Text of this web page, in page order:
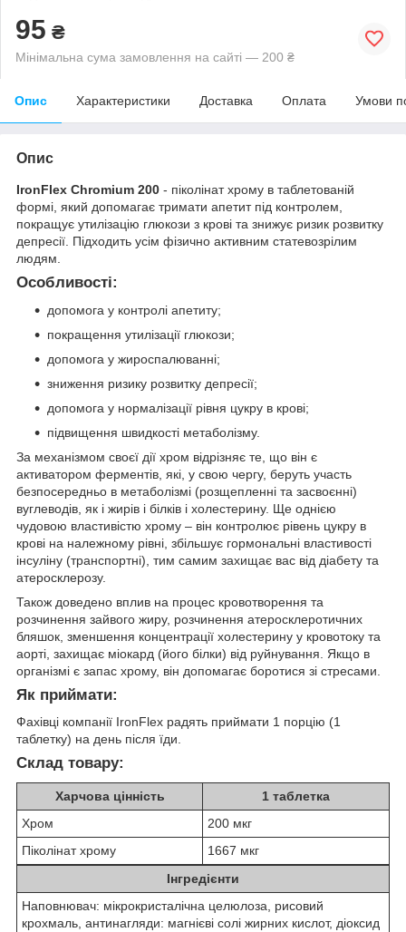
95 ₴
Мінімальна сума замовлення на сайті — 200 ₴
Опис Характеристики Доставка Оплата Умови
Опис
IronFlex Chromium 200 - піколінат хрому в таблетованій
формі, який допомагає тримати апетит під контролем,
покращує утилізацію глюкози з крові та знижує ризик розвитку
депресії. Підходить усім фізично активним статевозрілим
людям.
Особливості:
допомога у контролі апетиту;
покращення утилізації глюкози;
допомога у жироспалюванні;
зниження ризику розвитку депресії;
допомога у нормалізації рівня цукру в крові;
підвищення швидкості метаболізму.
За механізмом своєї дії хром відрізняє те, що він є
активатором ферментів, які, у свою чергу, беруть участь
безпосередньо в метаболізмі (розщепленні та засвоєнні)
вуглеводів, як і жирів і білків і холестерину. Ще однією
чудовою властивістю хрому – він контролює рівень цукру в
крові на належному рівні, збільшує гормональні властивості
інсуліну (транспортні), тим самим захищає вас від діабету та
атеросклерозу.
Також доведено вплив на процес кровотворення та
розчинення зайвого жиру, розчинення атеросклеротичних
бляшок, зменшення концентрації холестерину у кровотоку та
аорті, захищає міокард (його білки) від руйнування. Якщо в
організмі є запас хрому, він допомагає боротися зі стресами.
Як приймати:
Фахівці компанії IronFlex радять приймати 1 порцію (1
таблетку) на день після їди.
Склад товару:
Харчова цінність
1 таблетка
Хром
200 мкг
Піколінат хрому
1667 мкг
Інгредієнти
Наповнювач: мікрокристалічна целюлоза, рисовий
крохмаль, антинагляди: магнієві солі жирних кислот, діоксид